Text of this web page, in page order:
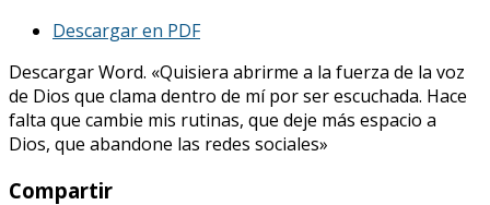
Descargar en PDF
Descargar Word. «Quisiera abrirme a la fuerza de la voz
de Dios que clama dentro de mí por ser escuchada. Hace
falta que cambie mis rutinas, que deje más espacio a
Dios, que abandone las redes sociales»
Compartir